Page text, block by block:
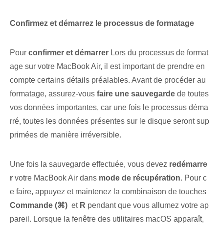
Confirmez et démarrez le processus de formatage
Pour confirmer et démarrer Lors du processus de format
age sur votre MacBook Air, il est important de prendre en
compte certains détails préalables. ‌Avant de procéder au
formatage, assurez-vous⁢ faire une sauvegarde de toutes
vos données importantes, car une fois le processus déma
rré, toutes les données présentes sur le disque seront sup
primées de manière irréversible.
Une fois la sauvegarde effectuée, vous devez redémarre
r votre MacBook⁢ Air dans mode de récupération. Pour c
e faire, appuyez et maintenez⁣ la combinaison de touches
Commande (⌘) ⁢ et⁢ R ⁣pendant que vous allumez votre⁢ ap
pareil.⁢ Lorsque la fenêtre des utilitaires macOS apparaît,